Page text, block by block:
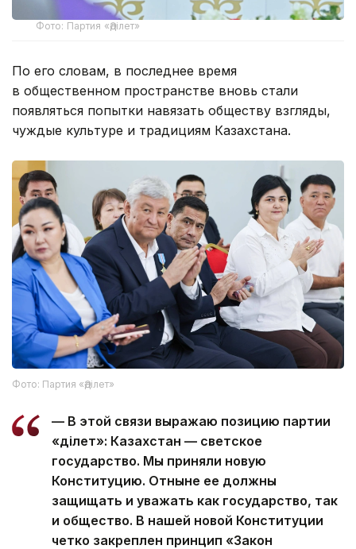
Фото: Партия «Әділет»
По его словам, в последнее время
в общественном пространстве вновь стали
появляться попытки навязать обществу взгляды,
чуждые культуре и традициям Казахстана.
Фото: Партия «Әділет»
— В этой связи выражаю позицию партии
«Әділет»: Казахстан — светское
государство. Мы приняли новую
Конституцию. Отныне ее должны
защищать и уважать как государство, так
и общество. В нашей новой Конституции
четко закреплен принцип «Закон